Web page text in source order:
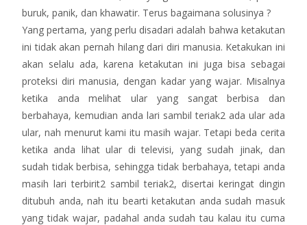
buruk, panik, dan khawatir. Terus bagaimana solusinya ?
Yang pertama, yang perlu disadari adalah bahwa ketakutan
ini tidak akan pernah hilang dari diri manusia. Ketakukan ini
akan selalu ada, karena ketakutan ini juga bisa sebagai
proteksi diri manusia, dengan kadar yang wajar. Misalnya
ketika anda melihat ular yang sangat berbisa dan
berbahaya, kemudian anda lari sambil teriak2 ada ular ada
ular, nah menurut kami itu masih wajar. Tetapi beda cerita
ketika anda lihat ular di televisi, yang sudah jinak, dan
sudah tidak berbisa, sehingga tidak berbahaya, tetapi anda
masih lari terbirit2 sambil teriak2, disertai keringat dingin
ditubuh anda, nah itu bearti ketakutan anda sudah masuk
yang tidak wajar, padahal anda sudah tau kalau itu cuma